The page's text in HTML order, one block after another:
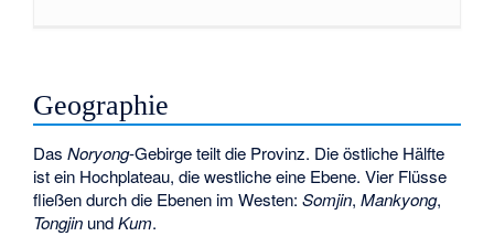
Geographie
DasNoryong-Gebirge teilt die Provinz. Die östliche Hälfte
ist ein Hochplateau, die westliche eine Ebene. Vier Flüsse
fließen durch die Ebenen im Westen:Somjin,Mankyong,
Tongjin undKum.